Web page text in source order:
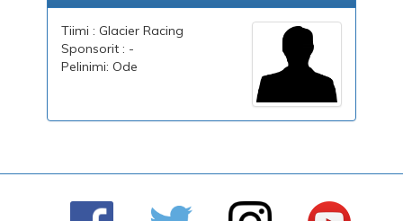
Tiimi : Glacier Racing
Sponsorit : -
Pelinimi: Ode